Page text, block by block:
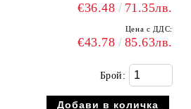
€36.48 71.35лв.
Цена с ДДС:
€43.78 85.63лв.
Брой: